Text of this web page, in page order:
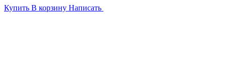
Купить В корзину Написать